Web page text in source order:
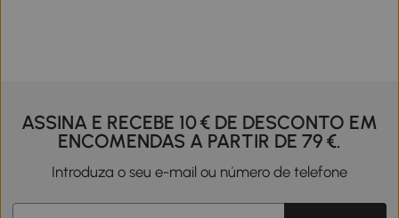
ASSINA E RECEBE 10 € DE DESCONTO EM
ENCOMENDAS A PARTIR DE 79 €.
Introduza o seu e-mail ou número de telefone